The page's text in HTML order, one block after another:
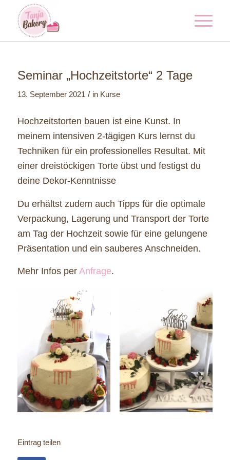
Seminar „Hochzeitstorte“ 2 Tage
13. September 2021 / in Kurse
Hochzeitstorten bauen ist eine Kunst. In
meinem intensiven 2-tägigen Kurs lernst du
Techniken für ein professionelles Resultat. Mit
einer dreistöckigen Torte übst und festigst du
deine Dekor-Kenntnisse
Du erhältst zudem auch Tipps für die optimale
Verpackung, Lagerung und Transport der Torte
am Tag der Hochzeit sowie für eine gelungene
Präsentation und ein sauberes Anschneiden.
Mehr Infos per Anfrage.
Eintrag teilen